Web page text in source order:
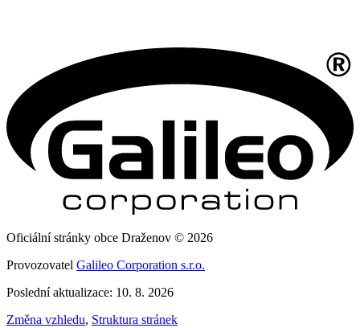
Oficiální stránky obce Draženov © 2026
Provozovatel Galileo Corporation s.r.o.
Poslední aktualizace: 10. 8. 2026
Změna vzhledu, Struktura stránek